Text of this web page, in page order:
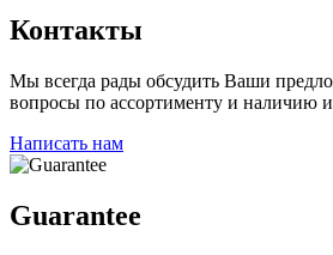
Контакты
Мы всегда рады обсудить Ваши
вопросы по ассортименту и наличию
Написать нам
Guarantee